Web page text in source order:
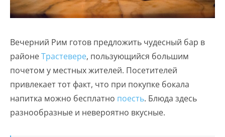
Вечерний Рим готов предложить чудесный бар в
районеТрастевере, пользующийся большим
почетом у местных жителей. Посетителей
привлекает тот факт, что при покупке бокала
напитка можно бесплатно поесть. Блюда здесь
разнообразные и невероятно вкусные.